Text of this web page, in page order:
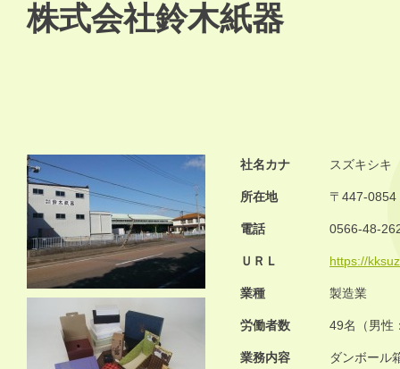
株式会社鈴木紙器
社名カナ スズキシキ
所在地 〒447-0854
電話 0566-48-
ＵＲＬ https://
業種 製造業
労働者数 49名（男
業務内容
ダンボール